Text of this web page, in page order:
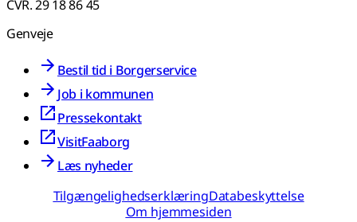
CVR. 29 18 86 45
Genveje
Bestil tid i Borgerservice
Job i kommunen
Pressekontakt
VisitFaaborg
Læs nyheder
TilgængelighedserklæringDatabeskyttelse
Om hjemmesiden